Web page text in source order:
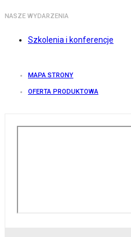
NASZE WYDARZENIA
Szkolenia i konferencje
MAPA STRONY
OFERTA PRODUKTOWA